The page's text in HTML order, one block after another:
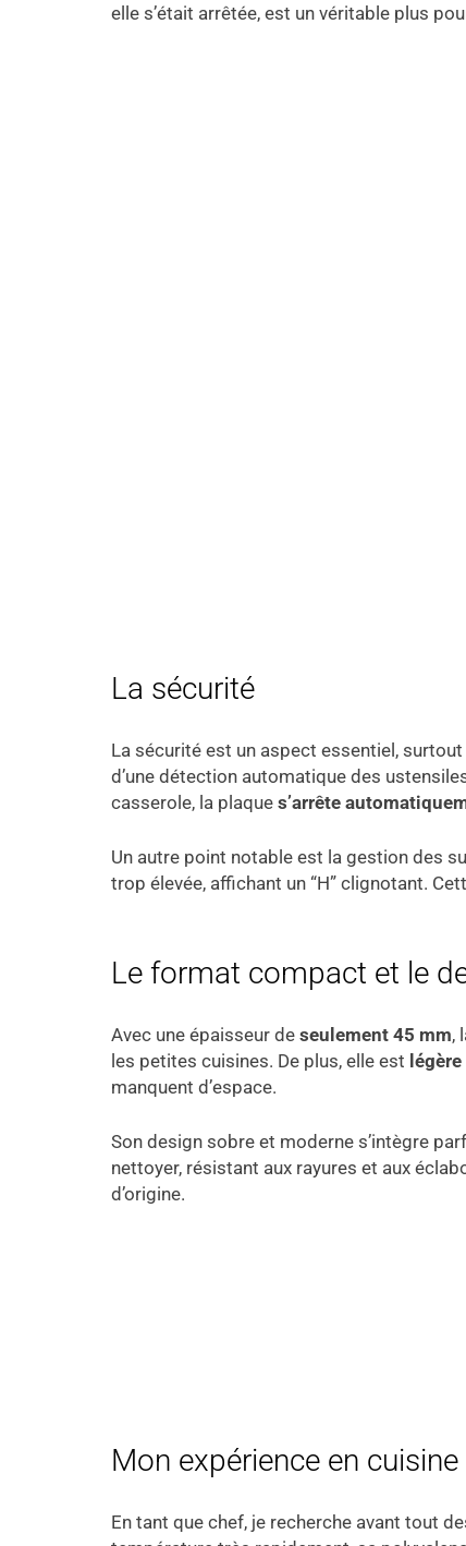
elle s’était arrêtée, est un véritable plus
La sécurité
La sécurité est un aspect essentiel,
d’une détection automatique des
casserole, la plaque s’arrête
Un autre point notable est la gestion des
trop élevée, affichant un “H” clignotant.
Le format compact et le
Avec une épaisseur de seulement 45 mm,
les petites cuisines. De plus, elle est légère
manquent d’espace.
Son design sobre et moderne s’intègre
nettoyer, résistant aux rayures et aux
d’origine.
Mon expérience en cuisine
En tant que chef, je recherche avant tout